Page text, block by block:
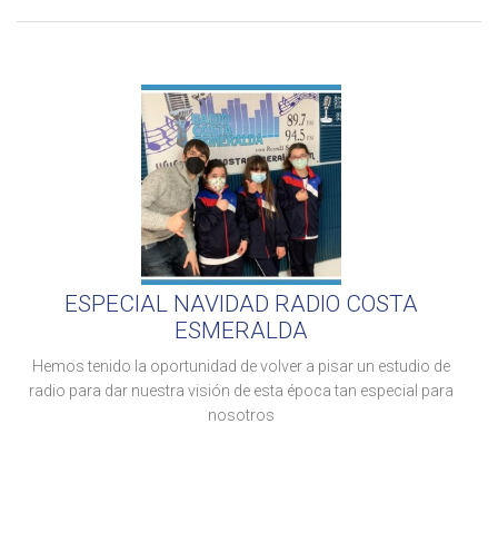
ESPECIAL NAVIDAD RADIO COSTA
ESMERALDA
Hemos tenido la oportunidad de volver a pisar un estudio de
radio para dar nuestra visión de esta época tan especial para
nosotros